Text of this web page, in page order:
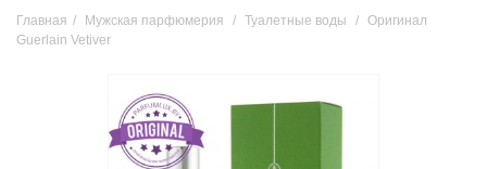
Главная / Мужская парфюмерия / Туалетные воды / Оригинал
Guerlain Vetiver